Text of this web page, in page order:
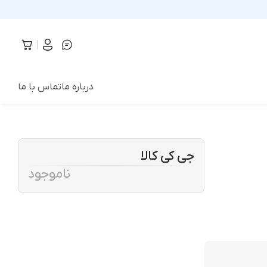
درباره ماتماس با ما
جی کی کالا
ناموجود